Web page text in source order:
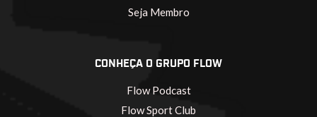
Seja Membro
CONHEÇA O GRUPO FLOW
Flow Podcast
Flow Sport Club